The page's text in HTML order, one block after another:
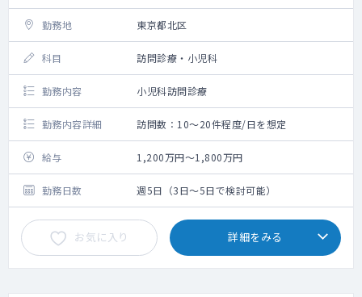
勤務地 東京都北区
科目 訪問診療・小児科
勤務内容 小児科訪問診療
勤務内容詳細 訪問数：10～20件程度/日を想定
給与 1,200万円～1,800万円
勤務日数 週5日（3日～5日で検討可能）
お気に入り 詳細をみる